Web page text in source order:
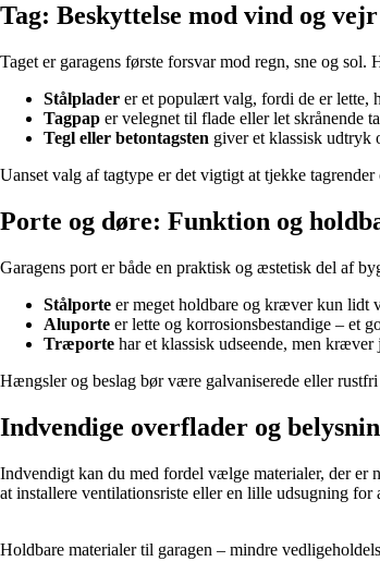
Tag: Beskyttelse mod vind og vejr
Taget er garagens første forsvar mod regn, sne og
Stålplader er et populært valg, fordi de er lette,
Tagpap er velegnet til flade eller let skrånende
Tegl eller betontagsten giver et klassisk udtryk
Uanset valg af tagtype er det vigtigt at tjekke
Porte og døre: Funktion og
Garagens port er både en praktisk og æstetisk del af
Stålporte er meget holdbare og kræver kun lidt
Aluporte er lette og korrosionsbestandige – et
Træporte har et klassisk udseende, men
Hængsler og beslag bør være galvaniserede eller
Indvendige overflader og
Indvendigt kan du med fordel vælge materialer, der
at installere ventilationsriste eller en lille udsugning for
Holdbare materialer til garagen – mindre